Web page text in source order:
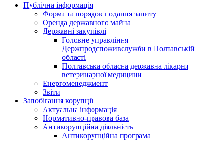
Публічна інформація
Форма та порядок подання запиту
Оренда державного майна
Державні закупівлі
Головне управління
Держпродспоживслужби в Полтавській
області
Полтавська обласна державна лікарня
ветеринарної медицини
Енергоменеджмент
Звіти
Запобігання корупції
Актуальна інформація
Нормативно-правова база
Антикорупційна діяльність
Антикорупційна програма